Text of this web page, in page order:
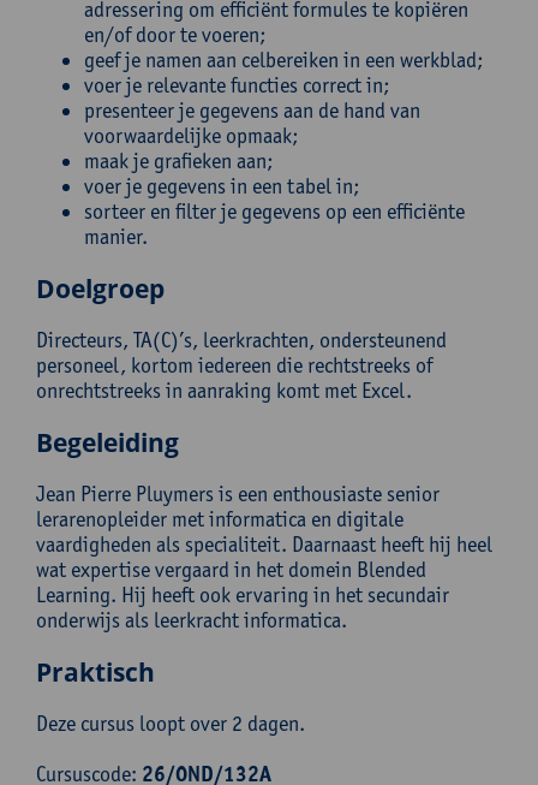
adressering om efficiënt formules te kopiëren
en/of door te voeren;
geef je namen aan celbereiken in een werkblad;
voer je relevante functies correct in;
presenteer je gegevens aan de hand van
voorwaardelijke opmaak;
maak je grafieken aan;
voer je gegevens in een tabel in;
sorteer en filter je gegevens op een efficiënte
manier.
Doelgroep
Directeurs, TA(C)’s, leerkrachten, ondersteunend
personeel, kortom iedereen die rechtstreeks of
onrechtstreeks in aanraking komt met Excel.
Begeleiding
Jean Pierre Pluymers is een enthousiaste senior
lerarenopleider met informatica en digitale
vaardigheden als specialiteit. Daarnaast heeft hij heel
wat expertise vergaard in het domein Blended
Learning. Hij heeft ook ervaring in het secundair
onderwijs als leerkracht informatica.
Praktisch
Deze cursus loopt over 2 dagen.
Cursuscode: 26/OND/132A